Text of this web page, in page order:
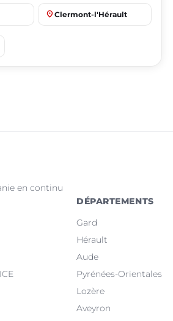
place Clermont-l'Hérault
en continu
DÉPARTEMENTS
Gard
Hérault
Aude
Pyrénées-Orientales
Lozère
Aveyron